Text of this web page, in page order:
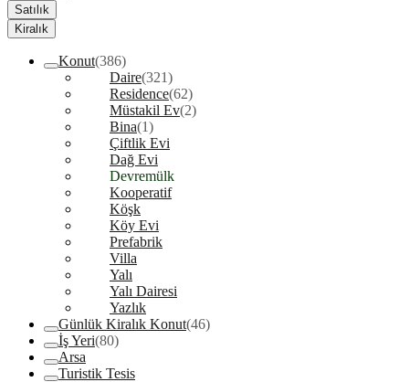
Satılık
Kiralık
Konut(386)
Daire(321)
Residence(62)
Müstakil Ev(2)
Bina(1)
Çiftlik Evi
Dağ Evi
Devremülk
Kooperatif
Köşk
Köy Evi
Prefabrik
Villa
Yalı
Yalı Dairesi
Yazlık
Günlük Kiralık Konut(46)
İş Yeri(80)
Arsa
Turistik Tesis